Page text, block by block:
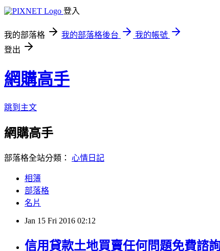
登入
我的部落格 我的部落格後台
我的帳號
登出
網購高手
跳到主文
網購高手
部落格全站分類： 心情日記
相簿
部落格
名片
Jan 15 Fri 2016 02:12
信用貸款土地買賣任何問題免費諮